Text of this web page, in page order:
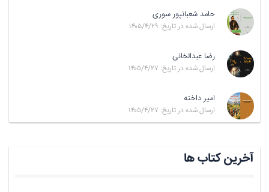
حامد شعبانپور سوری
ارسال شده در تاریخ: ۱۴۰۵/۴/۲۹
رضا عبدالخانی
ارسال شده در تاریخ: ۱۴۰۵/۴/۲۷
امیر داخته
ارسال شده در تاریخ: ۱۴۰۵/۴/۲۷
آخرین کتاب ها